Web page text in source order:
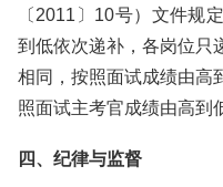
〔2011〕10号）文件规
到低依次递补，各岗位只
相同，按照面试成绩由高
照面试主考官成绩由高到
四、纪律与监督